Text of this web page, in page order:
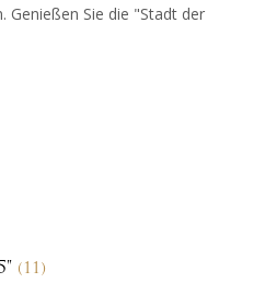
Genießen Sie die "Stadt der
(11)